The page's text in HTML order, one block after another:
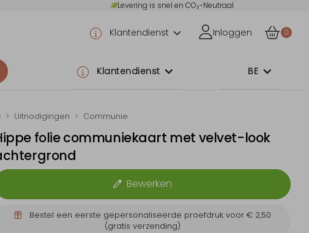
Levering is snel en CO₂-Neutraal
Klantendienst Inloggen 0
Klantendienst BE
Uitnodigingen Communie
folie communiekaart met velvet-look
Bewerken
Bestel een eerste gepersonaliseerde proefdruk voor € 2,50
(gratis verzending)